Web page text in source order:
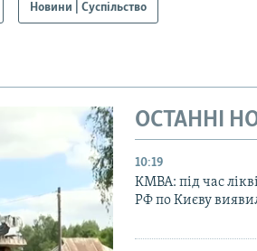
Новини | Суспільство
ОСТАННІ
10:19
КМВА: під час
РФ по Києву